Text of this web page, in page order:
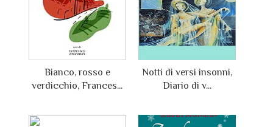
Bianco, rosso e
verdicchio, Frances...
Notti di versi insonni,
Diario di v...